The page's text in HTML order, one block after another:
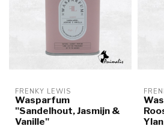
FRENKY LEWIS
Wasparfum
"Sandelhout, Jasmijn &
Vanille"